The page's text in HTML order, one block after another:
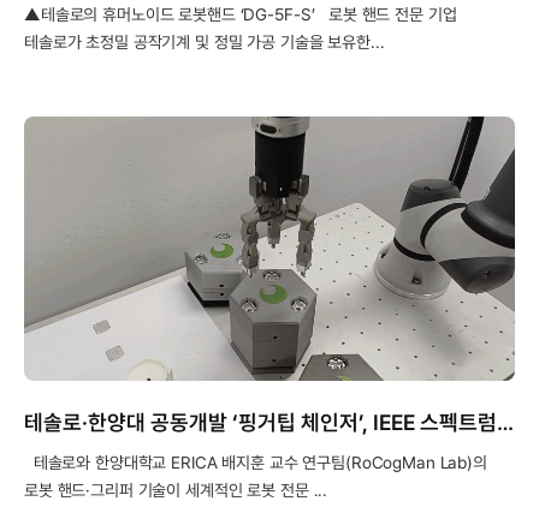
▲테솔로의 휴머노이드 로봇핸드 ‘DG-5F-S’ 로봇 핸드 전문 기업
테솔로가 초정밀 공작기계 및 정밀 가공 기술을 보유한...
테솔로·한양대 공동개발 ‘핑거팁 체인저’, IEEE 스펙트럼에 소개
테솔로와 한양대학교 ERICA 배지훈 교수 연구팀(RoCogMan Lab)의
로봇 핸드·그리퍼 기술이 세계적인 로봇 전문 ...